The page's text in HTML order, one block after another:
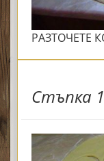
РАЗТОЧЕТЕ
Стъпка